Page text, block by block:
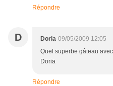
Répondre
D Doria 09/05/2009 12:05
Quel superbe gâteau
Doria
Répondre